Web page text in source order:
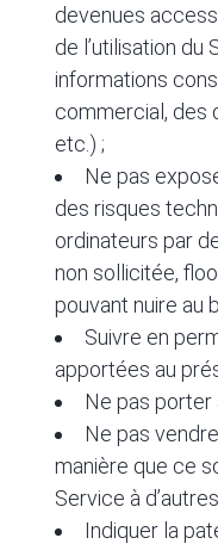
devenues
de l’utilisation
informations
commercial, des
etc.) ;
Ne pas
des risques
ordinateurs par
non sollicitée,
pouvant nuire au
Suivre en
apportées au
Ne pas porter
Ne pas
manière que ce
Service à
Indiquer la